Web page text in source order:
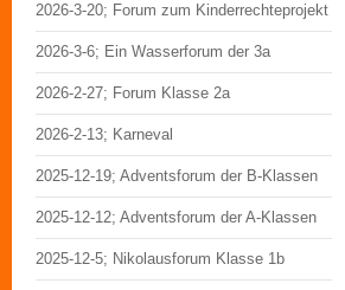
2026-3-20; Forum zum Kinderrechteprojekt
2026-3-6; Ein Wasserforum der 3a
2026-2-27; Forum Klasse 2a
2026-2-13; Karneval
2025-12-19; Adventsforum der B-Klassen
2025-12-12; Adventsforum der A-Klassen
2025-12-5; Nikolausforum Klasse 1b